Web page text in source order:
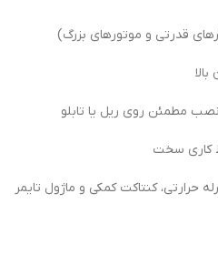
نصب مطمئن روی ریل یا تابلو
کاری سخت
حرارتی، کنتاکت کمکی و ماژول تایمر